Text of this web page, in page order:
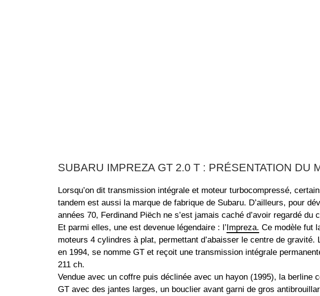
SUBARU IMPREZA GT 2.0 T : PRÉSENTATION DU
Lorsqu’on dit transmission intégrale et moteur turbocompressé,
tandem est aussi la marque de fabrique de Subaru. D’ailleurs, pour
années 70, Ferdinand Piëch ne s’est jamais caché d’avoir regardé du
Et parmi elles, une est devenue légendaire : l’Impreza. Ce modèle fut
moteurs 4 cylindres à plat, permettant d’abaisser le centre de gravité.
en 1994, se nomme GT et reçoit une transmission intégrale
211 ch.
Vendue avec un coffre puis déclinée avec un hayon (1995), la berline
GT avec des jantes larges, un bouclier avant garni de gros